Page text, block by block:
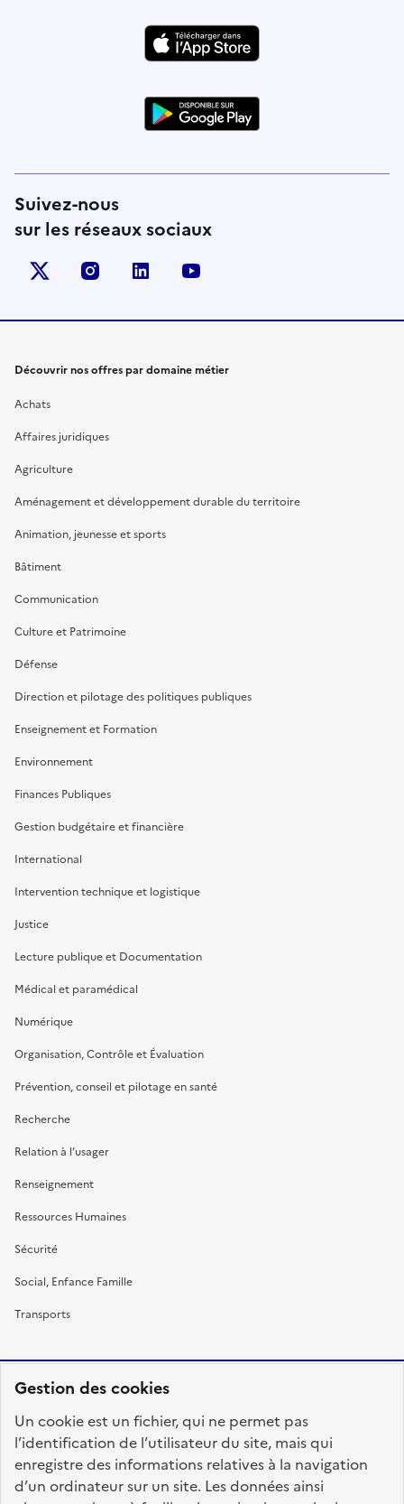
Gestion des cookies
Un cookie est un fichier, qui ne permet pas
l’identification de l’utilisateur du site, mais qui
enregistre des informations relatives à la navigation
d’un ordinateur sur un site. Les données ainsi
Suivez-nous
sur les réseaux sociaux
X (anciennement Twitter)
instagramlinkedin
Découvrir nos offres par domaine métier
Achats
Affaires juridiques
Agriculture
Aménagement et développement durable du territoire
Animation, jeunesse et sports
Bâtiment
Communication
Culture et Patrimoine
Défense
Direction et pilotage des politiques publiques
Enseignement et Formation
Environnement
Finances Publiques
Gestion budgétaire et financière
International
Intervention technique et logistique
Justice
Lecture publique et Documentation
Médical et paramédical
Numérique
Organisation, Contrôle et Évaluation
Prévention, conseil et pilotage en santé
Recherche
Relation à l’usager
Renseignement
Ressources Humaines
Sécurité
Social, Enfance Famille
Transports
FRANÇAISE